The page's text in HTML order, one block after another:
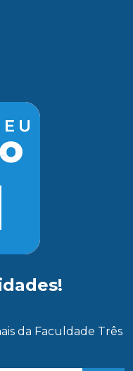
da Faculdade Três